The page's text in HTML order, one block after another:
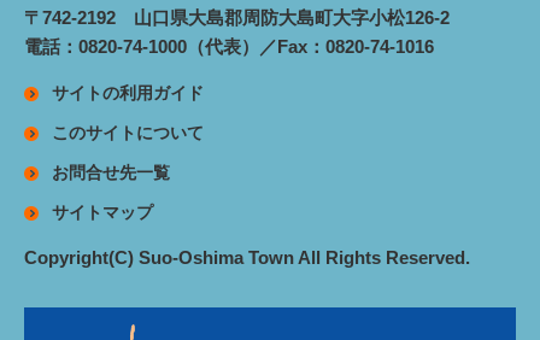
〒742-2192 山口県大島郡周防大島町大字小松126-2
電話：0820-74-1000（代表）／Fax：0820-74-1016
サイトの利用ガイド
このサイトについて
お問合せ先一覧
サイトマップ
Copyright(C) Suo-Oshima Town All Rights Reserved.